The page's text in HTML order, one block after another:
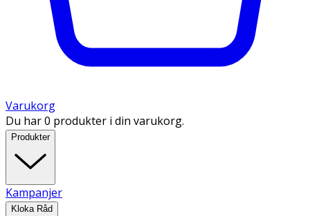
Varukorg
Du har 0 produkter i din varukorg.
Produkter
Kampanjer
Kloka Råd